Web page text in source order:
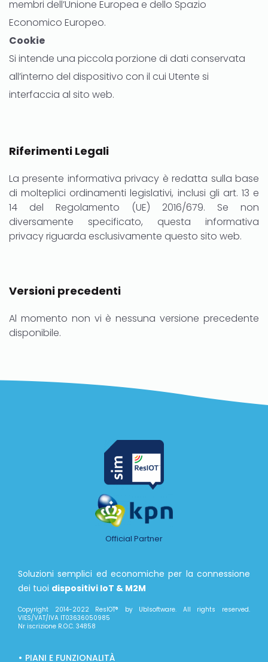
membri dell’Unione Europea e dello Spazio
Economico Europeo.
Cookie
Si intende una piccola porzione di dati conservata
all’interno del dispositivo con il cui Utente si
interfaccia al sito web.
Riferimenti Legali
La presente informativa privacy è redatta sulla base
di molteplici ordinamenti legislativi, inclusi gli art. 13 e
14 del Regolamento (UE) 2016/679. Se non
diversamente specificato, questa informativa
privacy riguarda esclusivamente questo sito web.
Versioni precedenti
Al momento non vi è nessuna versione precedente
disponibile.
Official Partner
Soluzioni semplici ed economiche per la connessione
dei tuoi dispositivi IoT & M2M
Copyright 2014-2022 ResIOT® by Ublsoftware. All rights reserved.
VIES/VAT/IVA IT03636050985
Nr iscrizione R.O.C. 34858
PIANI E FUNZIONALITÀ